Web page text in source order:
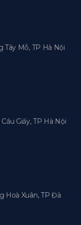
Tây Mỗ, TP Hà Nội
Giấy, TP Hà Nội
Hoà Xuân, TP Đà